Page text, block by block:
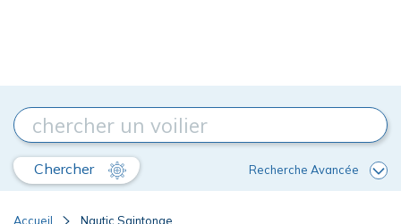
Chercher Recherche Avancée
Accueil Nautic Saintonge